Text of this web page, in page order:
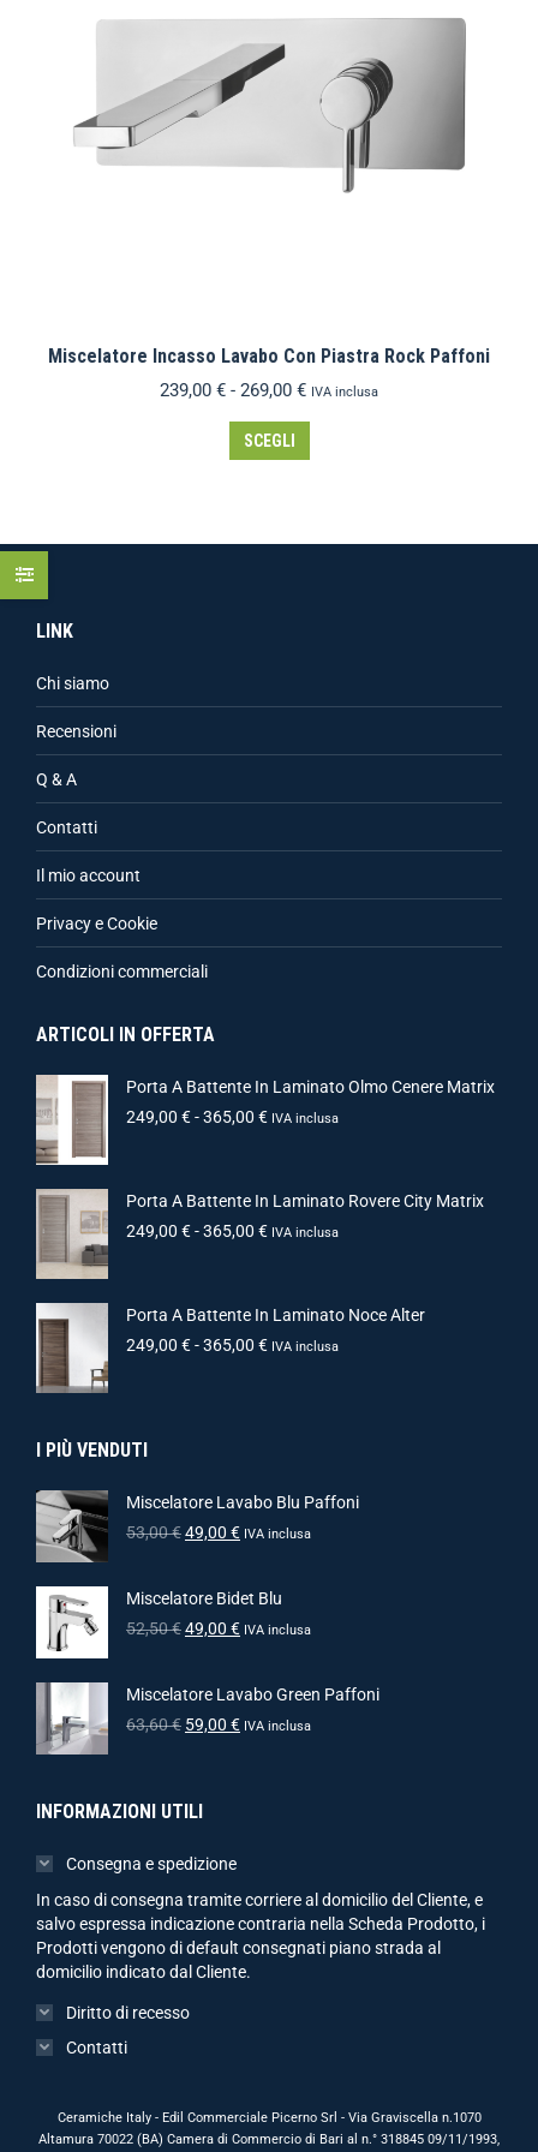
Miscelatore Incasso Lavabo Con Piastra Rock Paffoni
239,00 € - 269,00 € IVA inclusa
SCEGLI
LINK
Chi siamo
Recensioni
Q & A
Contatti
Il mio account
Privacy e Cookie
Condizioni commerciali
ARTICOLI IN OFFERTA
Porta A Battente In Laminato Olmo Cenere Matrix
249,00 €-365,00 € IVA inclusa
Porta A Battente In Laminato Rovere City Matrix
249,00 €-365,00 € IVA inclusa
Porta A Battente In Laminato Noce Alter
249,00 €-365,00 € IVA inclusa
I PIÙ VENDUTI
Miscelatore Lavabo Blu Paffoni
53,00€49,00 € IVA inclusa
Miscelatore Bidet Blu
52,50€49,00 € IVA inclusa
Miscelatore Lavabo Green Paffoni
63,60€ 59,00 € IVA inclusa
INFORMAZIONI UTILI
Consegna e spedizione
In caso di consegna tramite corriere al domicilio del Cliente, e
salvo espressa indicazione contraria nella Scheda Prodotto, i
Prodotti vengono di default consegnati piano strada al
domicilio indicato dal Cliente.
Diritto di recesso
Contatti
Ceramiche Italy - Edil Commerciale Picerno Srl - Via Graviscella n.1070
Altamura 70022 (BA) Camera di Commercio di Bari al n.° 318845 09/11/1993,